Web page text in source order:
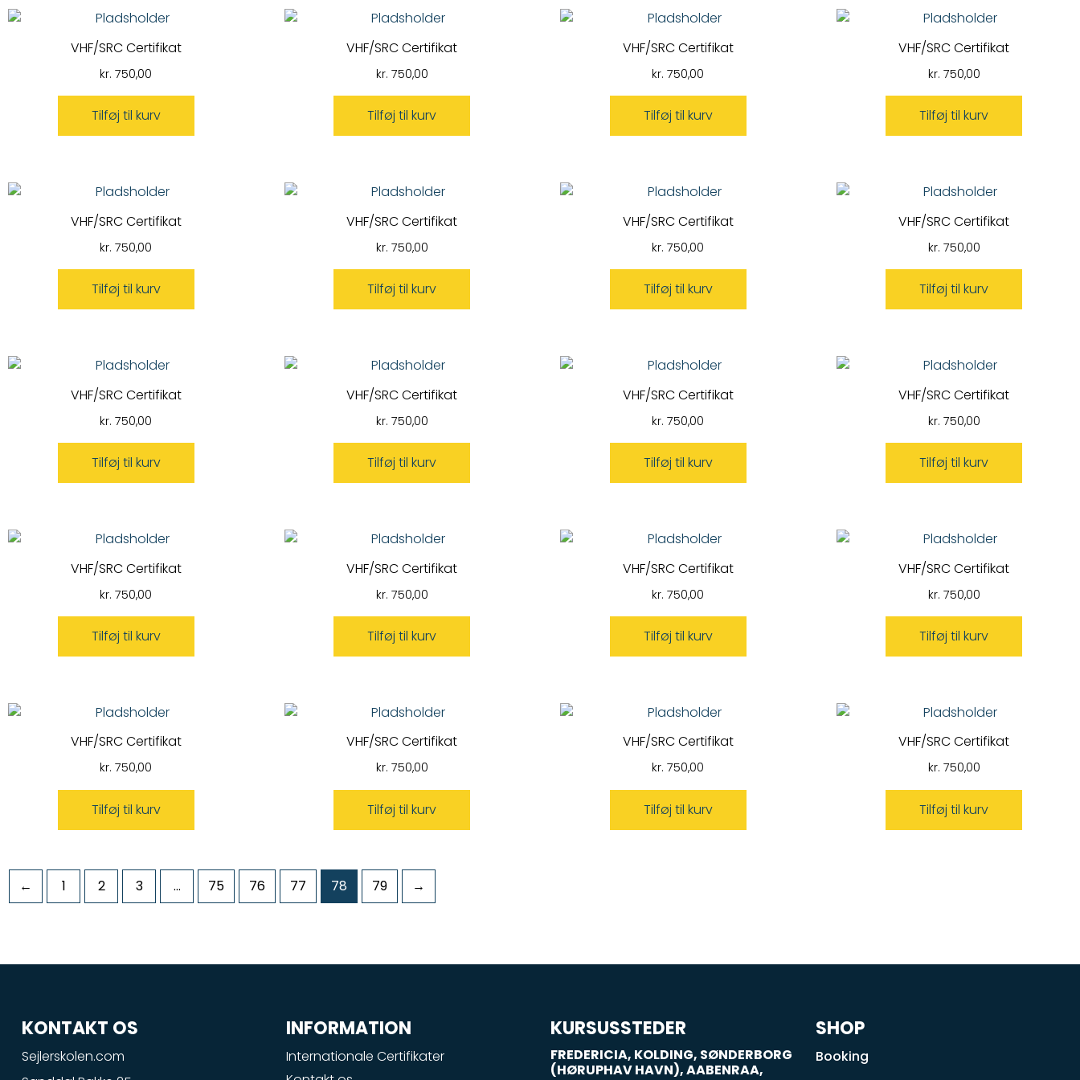
VHF/SRC Certifikat
kr. 750,00
Tilføj til kurv
VHF/SRC Certifikat
kr. 750,00
Tilføj til kurv
VHF/SRC Certifikat
kr. 750,00
Tilføj til kurv
VHF/SRC Certifikat
kr. 750,00
Tilføj til kurv
VHF/SRC Certifikat
kr. 750,00
Tilføj til kurv
VHF/SRC Certifikat
kr. 750,00
Tilføj til kurv
VHF/SRC Certifikat
kr. 750,00
Tilføj til kurv
VHF/SRC Certifikat
kr. 750,00
Tilføj til kurv
VHF/SRC Certifikat
kr. 750,00
Tilføj til kurv
VHF/SRC Certifikat
kr. 750,00
Tilføj til kurv
VHF/SRC Certifikat
kr. 750,00
Tilføj til kurv
VHF/SRC Certifikat
kr. 750,00
Tilføj til kurv
VHF/SRC Certifikat
kr. 750,00
Tilføj til kurv
VHF/SRC Certifikat
kr. 750,00
Tilføj til kurv
VHF/SRC Certifikat
kr. 750,00
Tilføj til kurv
VHF/SRC Certifikat
kr. 750,00
Tilføj til kurv
VHF/SRC Certifikat
kr. 750,00
Tilføj til kurv
VHF/SRC Certifikat
kr. 750,00
Tilføj til kurv
VHF/SRC Certifikat
kr. 750,00
Tilføj til kurv
VHF/SRC Certifikat
kr. 750,00
Tilføj til kurv
← 1 2 3 … 75 76 77 78 79 →
KONTAKT OS
Sejlerskolen.com
INFORMATION
Internationale Certifikater
KURSUSSTEDER
FREDERICIA, KOLDING, SØNDERBORG
(HØRUPHAV HAVN), AABENRAA,
SHOP
Booking